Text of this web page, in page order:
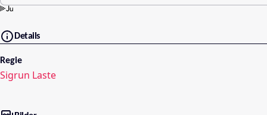
Details
Regie
Sigrun Laste